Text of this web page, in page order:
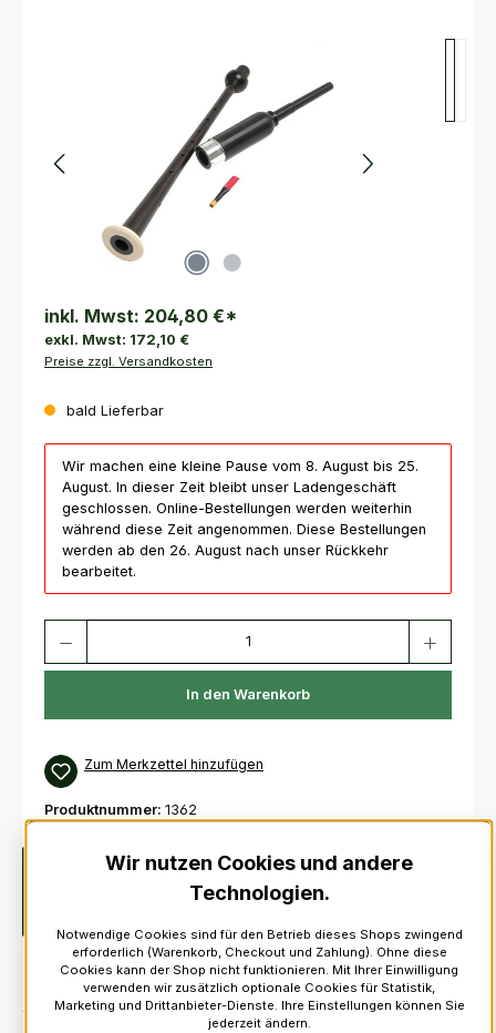
inkl. Mwst: 204,80 €*
exkl. Mwst: 172,10 €
Preise zzgl. Versandkosten
bald Lieferbar
Wir machen eine kleine Pause vom 8. August bis 25.
August. In dieser Zeit bleibt unser Ladengeschäft
geschlossen. Online-Bestellungen werden weiterhin
während diese Zeit angenommen. Diese Bestellungen
werden ab den 26. August nach unser Rückkehr
bearbeitet.
In den Warenkorb
Zum Merkzettel hinzufügen
Produktnummer: 1362
Beschreibung
Unterteil aus African Blackwood und
Oberteil aus Polypenco.Lang mit Metallegierung-Ring und
Wir nutzen Cookies und andere
Technologien.
Notwendige Cookies sind für den Betrieb dieses Shops zwingend
erforderlich (Warenkorb, Checkout und Zahlung). Ohne diese
Cookies kann der Shop nicht funktionieren. Mit Ihrer Einwilligung
verwenden wir zusätzlich optionale Cookies für Statistik,
Marketing und Drittanbieter-Dienste. Ihre Einstellungen können Sie
jederzeit ändern.